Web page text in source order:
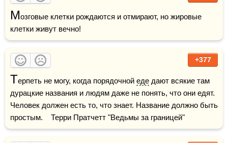
Мозговые клетки рождаются и отмирают, но жировые
клетки живут вечно!
+377
Терпеть не могу, когда порядочной еде дают всякие там
дурацкие названия и людям даже не понять, что они едят.
Человек должен есть то, что знает. Название должно быть
простым.    Терри Пратчетт "Ведьмы за границей"